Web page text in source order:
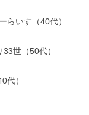
いす（40代）
世（50代）
）